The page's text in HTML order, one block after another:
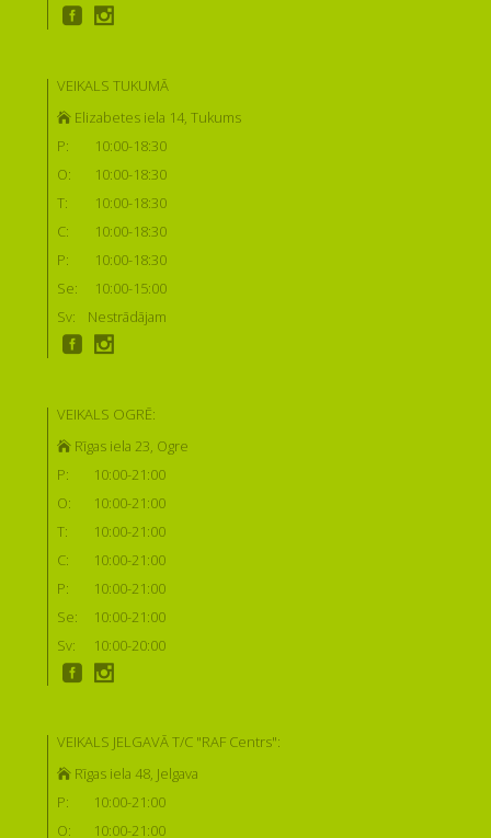
VEIKALS TUKUMĀ
Elizabetes iela 14, Tukums
P:
10:00-18:30
O:
10:00-18:30
T:
10:00-18:30
C:
10:00-18:30
P:
10:00-18:30
Se:
10:00-15:00
Sv:
Nestrādājam
VEIKALS OGRĒ:
Rīgas iela 23, Ogre
P:
10:00-21:00
O:
10:00-21:00
T:
10:00-21:00
C:
10:00-21:00
P:
10:00-21:00
Se:
10:00-21:00
Sv:
10:00-20:00
VEIKALS JELGAVĀ T/C "RAF Centrs":
Rīgas iela 48, Jelgava
P:
10:00-21:00
O:
10:00-21:00